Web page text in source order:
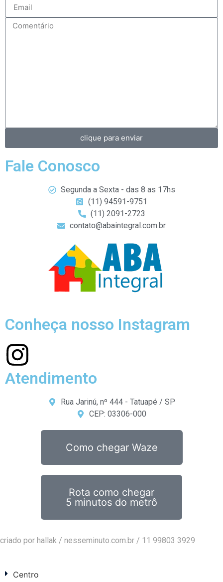
clique para enviar
Fale Conosco
Segunda a Sexta - das 8 as 17hs
(11) 94591-9751
(11) 2091-2723
contato@abaintegral.com.br
Conheça nosso Instagram
Atendimento
Rua Jarinú, nº 444 - Tatuapé / SP
CEP: 03306-000
Como chegar Waze
Rota como chegar
5 minutos do metrô
criado por hallak / nesseminuto.com.br / 11 99803 3929
Centro